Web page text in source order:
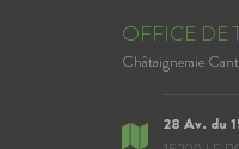
OFFICE DE
Châtaigneraie
28 Av. du